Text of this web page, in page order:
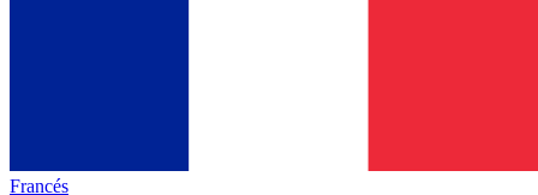
Francés